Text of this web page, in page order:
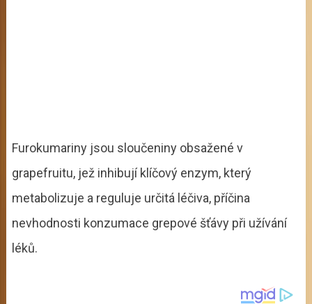
Furokumariny jsou sloučeniny obsažené v
grapefruitu, jež inhibují klíčový enzym, který
metabolizuje a reguluje určitá léčiva, příčina
nevhodnosti konzumace grepové šťávy při užívání
léků.